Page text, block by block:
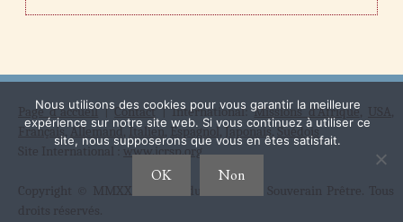
Page d'accueil|Contact| International:Missions d'Afrique, USA,
Français,Allemand,Italien, Espagnol,Japonais,Suédois
Site International : www.icrsp.org
Copyright © MMXXI Institut du Christ Roi Souverain Prêtre. Tous
droits réservés.
Nous utilisons des cookies pour vous garantir la meilleure
expérience sur notre site web. Si vous continuez à utiliser ce
site, nous supposerons que vous en êtes satisfait.
OK Non